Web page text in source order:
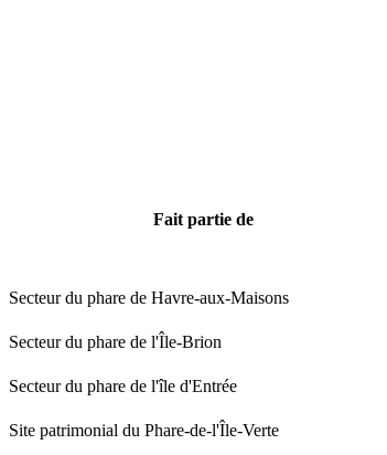
Fait partie de
Secteur du phare de Havre-aux-Maisons
Secteur du phare de l'Île-Brion
Secteur du phare de l'île d'Entrée
Site patrimonial du Phare-de-l'Île-Verte